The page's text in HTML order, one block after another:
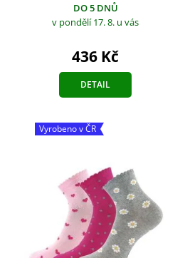
DO 5 DNŮ
v pondělí 17. 8. u vás
436 Kč
DETAIL
Vyrobeno v ČR